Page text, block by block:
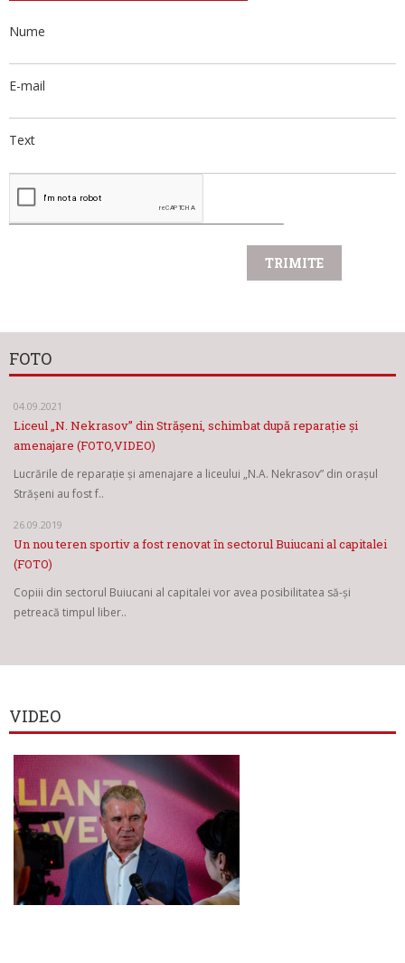
Nume
E-mail
Text
FOTO
04.09.2021
Liceul „N. Nekrasov” din Strășeni, schimbat după reparație și
amenajare (FOTO,VIDEO)
Lucrările de reparație și amenajare a liceului „N.A. Nekrasov” din orașul
Strășeni au fost f..
26.09.2019
Un nou teren sportiv a fost renovat în sectorul Buiucani al capitalei
(FOTO)
Copiii din sectorul Buiucani al capitalei vor avea posibilitatea să-și
petreacă timpul liber..
VIDEO